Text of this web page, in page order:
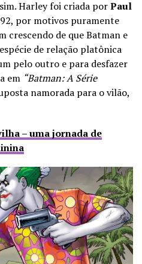
Harley foi criada porPaul
por motivos puramente
crescendo de que Batman e
de relação platônica
pelo outro e para desfazer
em “Batman: A Série
namorada para o vilão,
– uma jornada de